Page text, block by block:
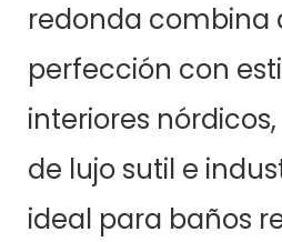
redonda combina
perfección con
interiores
de lujo sutil e
ideal para baños